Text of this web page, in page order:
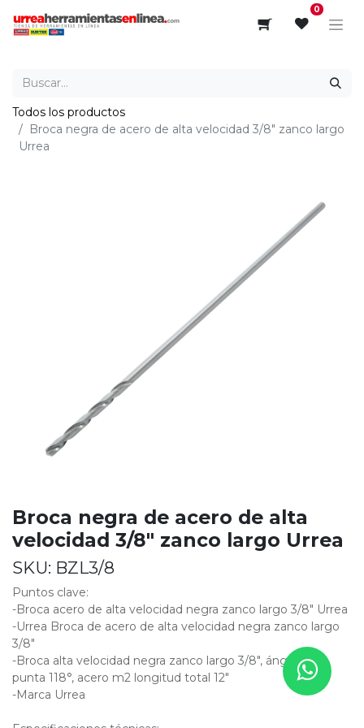
0
Todos los productos
Broca negra de acero de alta velocidad 3/8" zanco largo
Urrea
Broca negra de acero de alta
velocidad 3/8" zanco largo Urrea
SKU: BZL3/8
Puntos clave:
-Broca acero de alta velocidad negra zanco largo 3/8" Urrea
-Urrea Broca de acero de alta velocidad negra zanco largo
3/8"
-Broca alta velocidad negra zanco largo 3/8", ángulo de
punta 118°, acero m2 longitud total 12"
-Marca Urrea